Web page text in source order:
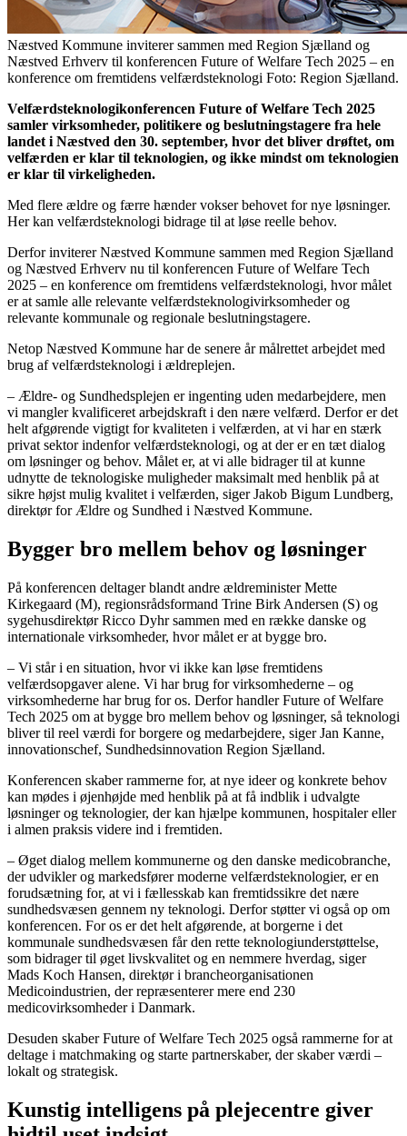
Næstved Kommune inviterer sammen med Region Sjælland og
Næstved Erhverv til konferencen Future of Welfare Tech 2025 – en
konference om fremtidens velfærdsteknologi Foto: Region Sjælland.
Velfærdsteknologikonferencen Future of Welfare Tech 2025
samler virksomheder, politikere og beslutningstagere fra hele
landet i Næstved den 30. september, hvor det bliver drøftet, om
velfærden er klar til teknologien, og ikke mindst om teknologien
er klar til virkeligheden.
Med flere ældre og færre hænder vokser behovet for nye løsninger.
Her kan velfærdsteknologi bidrage til at løse reelle behov.
Derfor inviterer Næstved Kommune sammen med Region Sjælland
og Næstved Erhverv nu til konferencen Future of Welfare Tech
2025 – en konference om fremtidens velfærdsteknologi, hvor målet
er at samle alle relevante velfærdsteknologivirksomheder og
relevante kommunale og regionale beslutningstagere.
Netop Næstved Kommune har de senere år målrettet arbejdet med
brug af velfærdsteknologi i ældreplejen.
– Ældre- og Sundhedsplejen er ingenting uden medarbejdere, men
vi mangler kvalificeret arbejdskraft i den nære velfærd. Derfor er det
helt afgørende vigtigt for kvaliteten i velfærden, at vi har en stærk
privat sektor indenfor velfærdsteknologi, og at der er en tæt dialog
om løsninger og behov. Målet er, at vi alle bidrager til at kunne
udnytte de teknologiske muligheder maksimalt med henblik på at
sikre højst mulig kvalitet i velfærden, siger Jakob Bigum Lundberg,
direktør for Ældre og Sundhed i Næstved Kommune.
Bygger bro mellem behov og løsninger
På konferencen deltager blandt andre ældreminister Mette
Kirkegaard (M), regionsrådsformand Trine Birk Andersen (S) og
sygehusdirektør Ricco Dyhr sammen med en række danske og
internationale virksomheder, hvor målet er at bygge bro.
– Vi står i en situation, hvor vi ikke kan løse fremtidens
velfærdsopgaver alene. Vi har brug for virksomhederne – og
virksomhederne har brug for os. Derfor handler Future of Welfare
Tech 2025 om at bygge bro mellem behov og løsninger, så teknologi
bliver til reel værdi for borgere og medarbejdere, siger Jan Kanne,
innovationschef, Sundhedsinnovation Region Sjælland.
Konferencen skaber rammerne for, at nye ideer og konkrete behov
kan mødes i øjenhøjde med henblik på at få indblik i udvalgte
løsninger og teknologier, der kan hjælpe kommunen, hospitaler eller
i almen praksis videre ind i fremtiden.
– Øget dialog mellem kommunerne og den danske medicobranche,
der udvikler og markedsfører moderne velfærdsteknologier, er en
forudsætning for, at vi i fællesskab kan fremtidssikre det nære
sundhedsvæsen gennem ny teknologi. Derfor støtter vi også op om
konferencen. For os er det helt afgørende, at borgerne i det
kommunale sundhedsvæsen får den rette teknologiunderstøttelse,
som bidrager til øget livskvalitet og en nemmere hverdag, siger
Mads Koch Hansen, direktør i brancheorganisationen
Medicoindustrien, der repræsenterer mere end 230
medicovirksomheder i Danmark.
Desuden skaber Future of Welfare Tech 2025 også rammerne for at
deltage i matchmaking og starte partnerskaber, der skaber værdi –
lokalt og strategisk.
Kunstig intelligens på plejecentre giver